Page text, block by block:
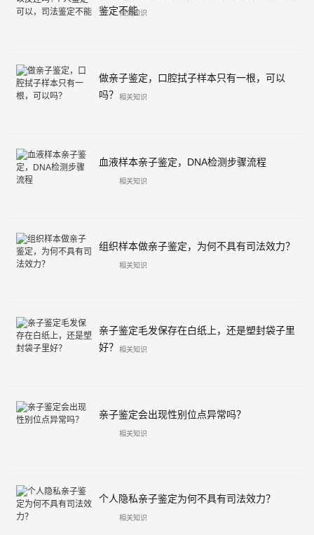
鉴定不能
相关知识
做亲子鉴定，口腔拭子样本只有一根，可以
吗？
相关知识
血液样本亲子鉴定，DNA检测步骤流程
相关知识
组织样本做亲子鉴定，为何不具有司法效力？
相关知识
亲子鉴定毛发保存在白纸上，还是塑封袋子里
好？
相关知识
亲子鉴定会出现性别位点异常吗？
相关知识
个人隐私亲子鉴定为何不具有司法效力？
相关知识